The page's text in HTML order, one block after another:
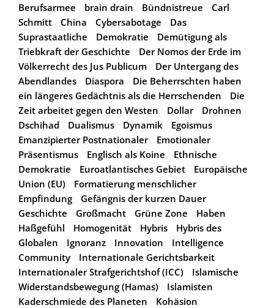
Berufsarmee
brain drain Bündnistreue
Carl
Schmitt
China Cybersabotage
Das
Suprastaatliche
Demokratie
Demütigung als
Triebkraft der Geschichte
Der Nomos der Erde im
Völkerrecht des Jus Publicum
Der Untergang des
Abendlandes
Diaspora
Die Beherrschten haben
ein längeres Gedächtnis als die Herrschenden
Die
Zeit arbeitet gegen den Westen
Dollar
Drohnen
Dschihad
Dualismus Dynamik
Egoismus
Emanzipierter Postnationaler
Emotionaler
Präsentismus
Englisch als Koine
Ethnische
Demokratie
Euroatlantisches Gebiet
Europäische
Union (EU)
Formatierung menschlicher
Empfindung
Gefängnis der kurzen Dauer
Geschichte
Großmacht Grüne Zone
Haben
Haßgefühl
Homogenität Hybris
Hybris des
Globalen
Ignoranz Innovation
Intelligence
Community
Internationale Gerichtsbarkeit
Internationaler Strafgerichtshof (ICC)
Islamische
Widerstandsbewegung (Hamas)
Islamisten
Kaderschmiede des Planeten
Kohäsion